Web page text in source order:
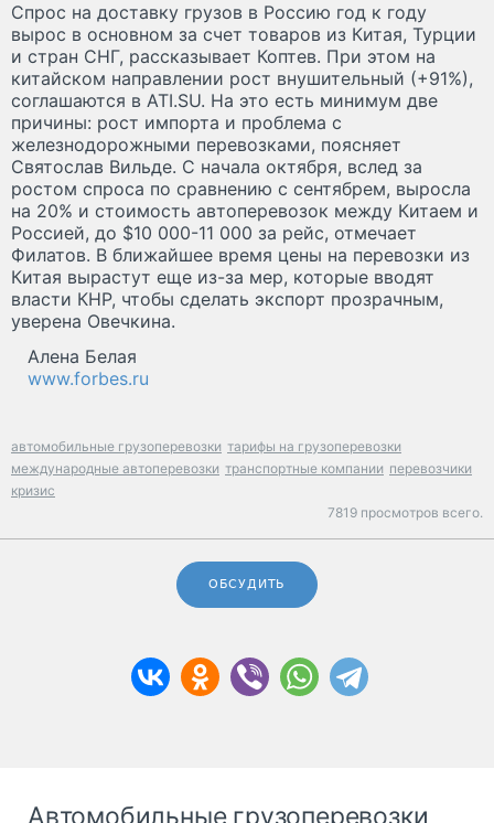
Спрос на доставку грузов в Россию год к году
вырос в основном за счет товаров из Китая, Турции
и стран СНГ, рассказывает Коптев. При этом на
китайском направлении рост внушительный (+91%),
соглашаются в ATI.SU. На это есть минимум две
причины: рост импорта и проблема с
железнодорожными перевозками, поясняет
Святослав Вильде. С начала октября, вслед за
ростом спроса по сравнению с сентябрем, выросла
на 20% и стоимость автоперевозок между Китаем и
Россией, до $10 000-11 000 за рейс, отмечает
Филатов. В ближайшее время цены на перевозки из
Китая вырастут еще из-за мер, которые вводят
власти КНР, чтобы сделать экспорт прозрачным,
уверена Овечкина.
Алена Белая
www.forbes.ru
автомобильные грузоперевозки тарифы на грузоперевозки
международные автоперевозки транспортные компании перевозчики
кризис
7819 просмотров всего.
ОБСУДИТЬ
Автомобильные грузоперевозки